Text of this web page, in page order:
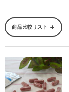
商品比較リスト